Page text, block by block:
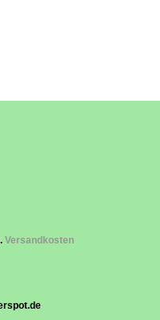
Versandkosten